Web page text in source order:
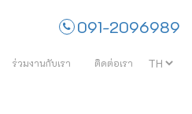
091-2096989
ร่วมงานกับเรา ติดต่อเรา